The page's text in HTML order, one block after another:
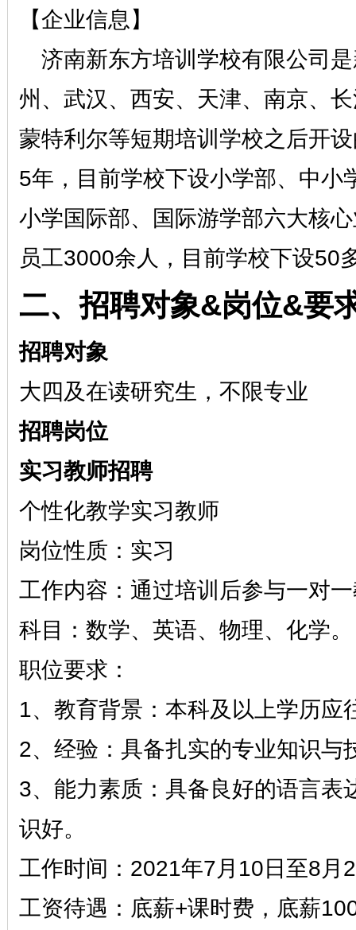
【企业信息】
济南新东方培训学校有限公司
州、武汉、西安、天津、南京、
蒙特利尔等短期培训学校之后开
5年，目前学校下设小学部、中小
小学国际部、国际游学部六大核
员工3000余人，目前学校下设50
二、招聘对象&岗位&要
招聘对象
大四及在读研究生，不限专业
招聘岗位
实习教师招聘
个性化教学实习教师
岗位性质：实习
工作内容：通过培训后参与一对
科目：数学、英语、物理、化学。
职位要求：
1、教育背景：本科及 以上学历应
2、经验：具备扎实的专业知识与
3、能力素质：具备良好的语言表
识好。
工作时间： 2021年7月10日至8月
工资待遇：底薪+课时费，底薪